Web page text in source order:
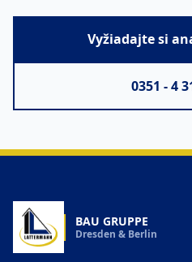
Vyžiadajte si
0351 - 4
BAU GRUPPE
Dresden & Berlin